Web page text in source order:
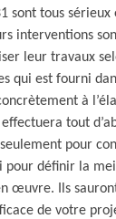
sont tous
interventions
leur travaux
qui est fourni
à
tout
pour
pour définir la
œuvre. Ils
de votre